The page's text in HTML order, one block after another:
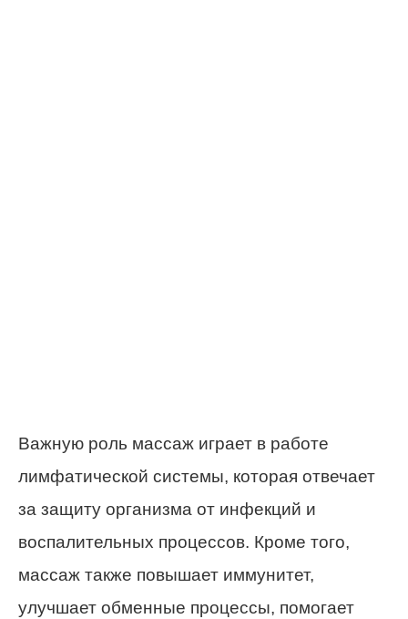
Важную роль массаж играет в работе
лимфатической системы, которая отвечает
за защиту организма от инфекций и
воспалительных процессов. Кроме того,
массаж также повышает иммунитет,
улучшает обменные процессы, помогает